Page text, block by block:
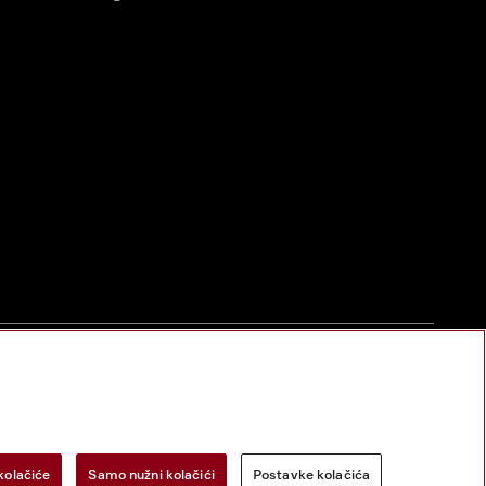
Samo nužni kolačići Postavke kolačića